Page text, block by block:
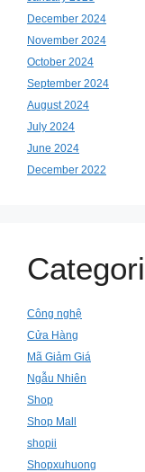
December 2024
November 2024
October 2024
September 2024
August 2024
July 2024
June 2024
December 2022
Công nghệ
Cửa Hàng
Mã Giảm Giá
Ngẫu Nhiên
Shop
Shop Mall
shopii
Shopxuhuong